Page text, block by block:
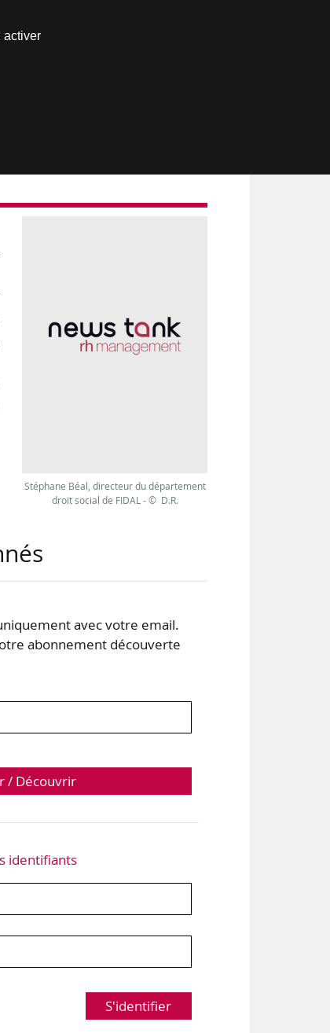
Stéphane Béal, directeur du département
droit social de FIDAL - © D.R.
avec votre email.
abonnement découverte
/ Découvrir
identifiants
S'identifier
activer